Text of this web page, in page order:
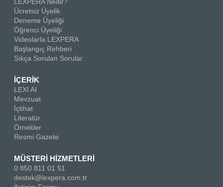
Ücretsiz Üyelik
Deneme Üyeliği
Öğrenci Üyeliği
Videolarla LEXPERA
Başlangıç Rehberi
Sıkça Sorulan Sorular
İÇERİK
LEXI AI
Mevzuat
İçtihat
Literatür
Örnekler
Resmi Gazete
MÜSTERİ HİZMETLERİ
0 850 811 01 51
destek@lexpera.com.tr